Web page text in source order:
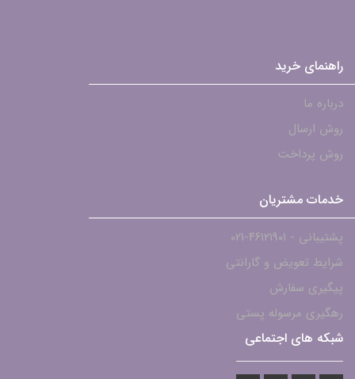
راهنمای خرید
درباره ما
روش ارسال
روش پرداخت
خدمات مشتریان
پشتیبانی - ۴۶۱۲۱۹۰۱-021
شرایط تعویض و گارانتی
پیگیری سفارش
رهگیری مرسوله پستی
شبکه های اجتماعی